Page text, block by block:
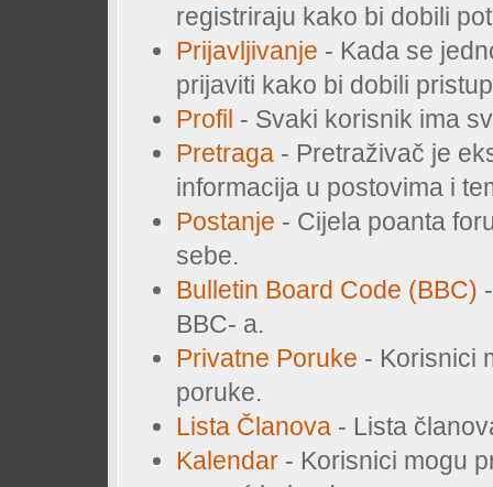
registriraju kako bi dobili
Prijavljivanje - Kada se
prijaviti kako bi dobili
Profil - Svaki korisnik ima
Pretraga - Pretraživač je
informacija u postovima i
Postanje - Cijela poanta
sebe.
Bulletin Board Code (BBC)
BBC- a.
Privatne Poruke - Korisnici
poruke.
Lista Članova - Lista
Kalendar - Korisnici mogu